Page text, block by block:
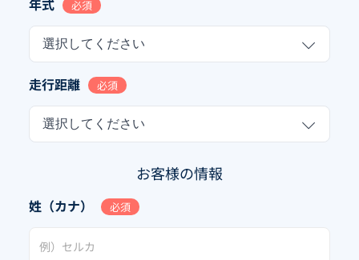
年式 必須
選択してください
走行距離 必須
選択してください
お客様の情報
姓（カナ） 必須